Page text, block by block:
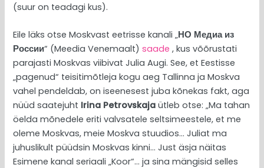
(suur on teadagi kus).
Eile läks otse Moskvast eetrisse kanali „НО Медиа из
России“ (Meedia Venemaalt)saade , kus võõrustati
parajasti Moskvas viibivat Julia Augi. See, et Eestisse
„pagenud“ teisitimõtleja kogu aeg Tallinna ja Moskva
vahel pendeldab, on iseenesest juba kõnekas fakt, aga
nüüd saatejuht Irina Petrovskaja ütleb otse: „Ma tahan
öelda mõnedele eriti valvsatele seltsimeestele, et me
oleme Moskvas, meie Moskva stuudios… Juliat ma
juhuslikult püüdsin Moskvas kinni… Just äsja näitas
Esimene kanal seriaali „Koor“… ja sina mängisid selles